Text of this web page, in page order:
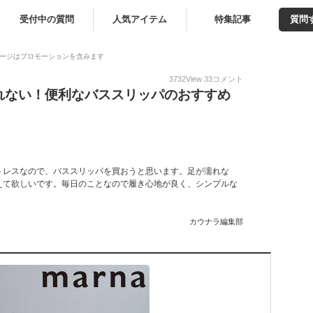
受付中の質問 人気アイテム 特集記事 質問
ジはプロモーションを含みます
3732View 33コメント
い！便利なバススリッパのおすすめ
スなので、バススリッパを買おうと思います。足が濡れな
欲しいです。毎日のことなので履き心地が良く、シンプルな
カウナラ編集部